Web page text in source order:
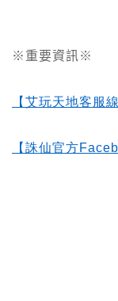
※重要資訊※
【艾玩天地客服
【誅仙官方